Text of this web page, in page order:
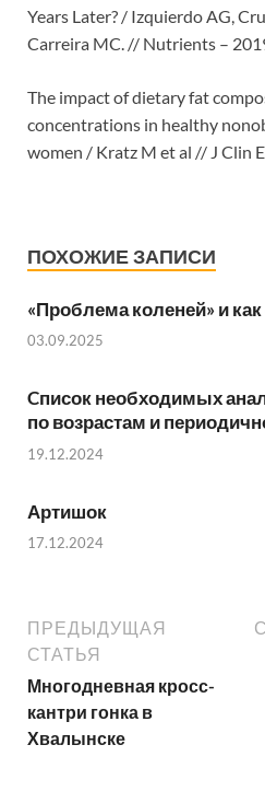
Years Later? / Izquierdo AG,
Carreira MC. // Nutrients –
The impact of dietary fat
concentrations in healthy
women / Kratz M et al // J Clin
ПОХОЖИЕ ЗАПИСИ
«Проблема коленей» и
03.09.2025
Cписок необходимых
по возрастам и
19.12.2024
Артишок
17.12.2024
ПРЕДЫДУЩАЯ
СТАТЬЯ
Многодневная кросс-
кантри гонка в
Хвалынске